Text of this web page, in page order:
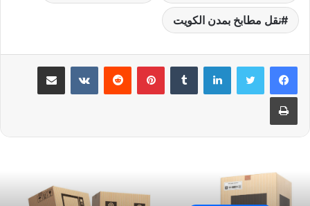
نقل مطابخ بمدن الكويت
لينكدإن بينتيريست مشاركة عبر البريد
طباعة